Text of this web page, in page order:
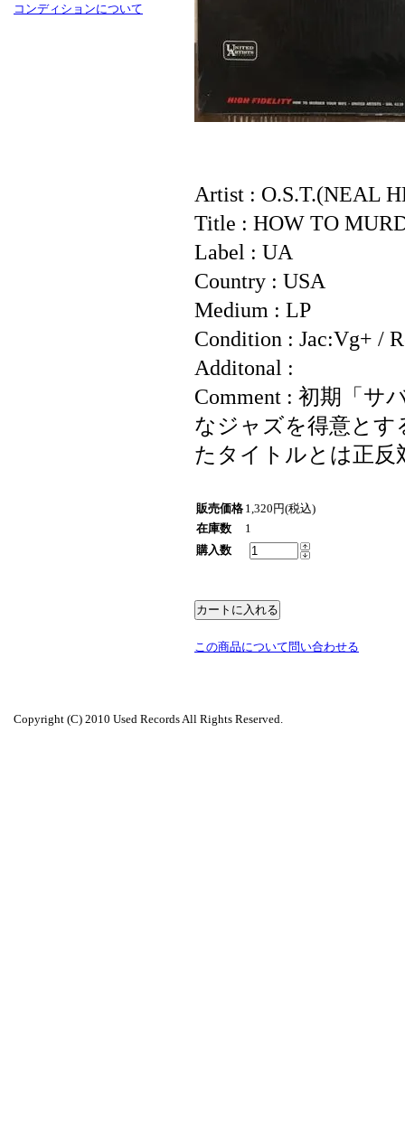
コンディションについて
Artist : O.S.T.(NEAL
Title : HOW TO
Label : UA
Country : USA
Medium : LP
Condition : Jac:Vg+ /
Additonal :
Comment : 初期「サ
なジャズを得意とす
たタイトルとは正反
販売価格 1,320円(税込)
在庫数
1
購入数
この商品について問い合わせる
Copyright (C) 2010 Used Records All Rights Reserved.